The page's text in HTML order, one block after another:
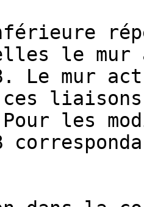
le
Le mur
les